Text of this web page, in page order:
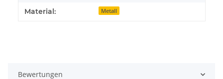
Material: Metall
Bewertungen